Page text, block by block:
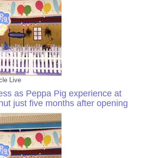
Live
as Peppa Pig experience at
just five months after opening